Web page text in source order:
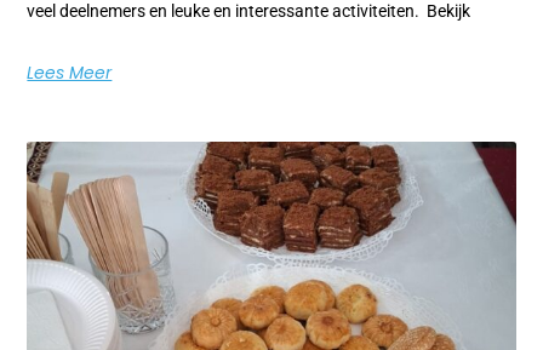
veel deelnemers en leuke en interessante activiteiten. Bekijk
Lees Meer